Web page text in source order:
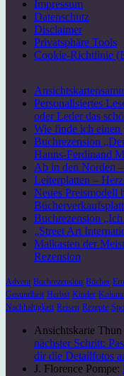
Impressum
Datenschutz
Disclaimer
Privatsphäre Tools
Cookie-Richtlinie
Personalisiertes
oder Leder das
Wie finde ich einen
Buchrezension
Hanns-Ferdinand
Ab in den Norden
Leiterplatten –
Neues Preismodell
Buchrezension
„Street Art
Malkasten der
Rezension
Advent Buchrezension Bücher
Gesundheit Herbst Kinder
Nachhaltigkeit Reisen Rezepte
Ansichtskarte
nächster Schritt:
dir die Detailfotos
J. Florence Pompe: